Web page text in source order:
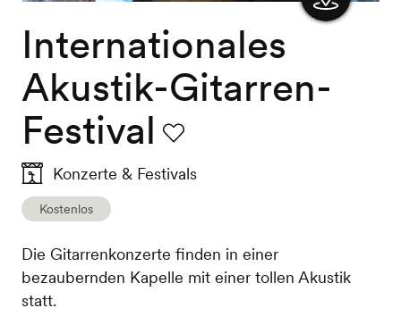
Internationales
Akustik-Gitarren-
Festival
Konzerte & Festivals
Kostenlos
Die Gitarrenkonzerte finden in einer
bezaubernden Kapelle mit einer tollen Akustik
statt.